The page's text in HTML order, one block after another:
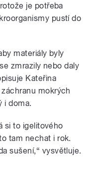
je potřeba
pustí do
materiály byly
zmrazily nebo daly
Kateřina
mokrých
i doma.
si to igelitového
tam nechat i rok.
sušení,“ vysvětluje.